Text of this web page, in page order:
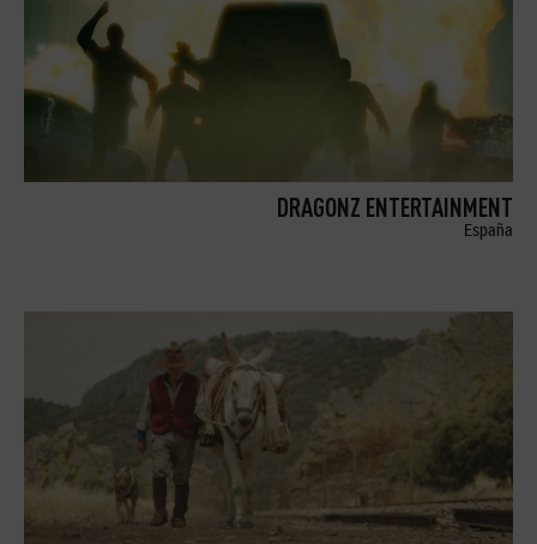
DRAGONZ ENTERTAINMENT
España